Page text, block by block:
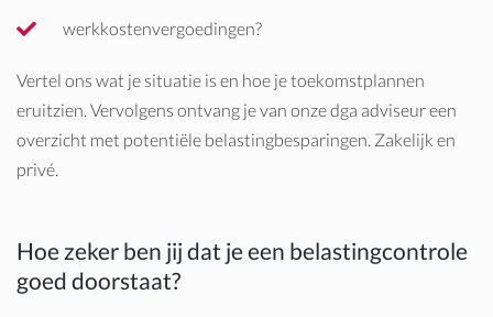
werkkostenvergoedingen?
Vertel ons wat je situatie is en hoe je toekomstplannen
eruitzien. Vervolgens ontvang je van onze dga adviseur een
overzicht met potentiële belastingbesparingen. Zakelijk en
privé.
Hoe zeker ben jij dat je een belastingcontrole
goed doorstaat?